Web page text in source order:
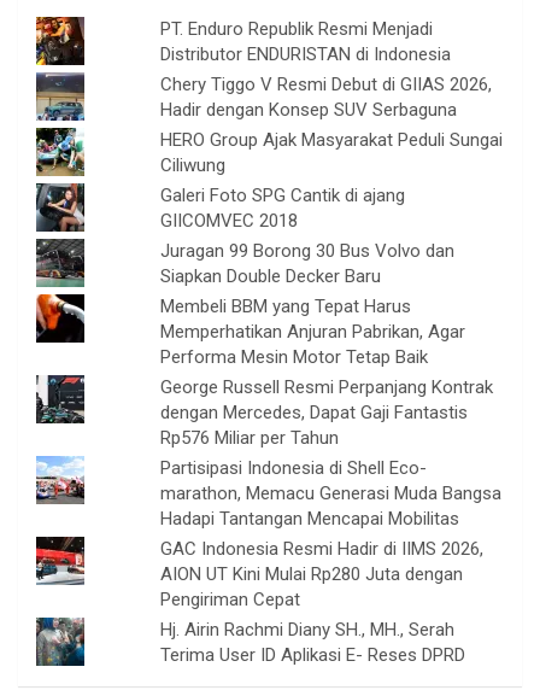
PT. Enduro Republik Resmi Menjadi
Distributor ENDURISTAN di Indonesia
Chery Tiggo V Resmi Debut di GIIAS 2026,
Hadir dengan Konsep SUV Serbaguna
HERO Group Ajak Masyarakat Peduli Sungai
Ciliwung
Galeri Foto SPG Cantik di ajang
GIICOMVEC 2018
Juragan 99 Borong 30 Bus Volvo dan
Siapkan Double Decker Baru
Membeli BBM yang Tepat Harus
Memperhatikan Anjuran Pabrikan, Agar
Performa Mesin Motor Tetap Baik
George Russell Resmi Perpanjang Kontrak
dengan Mercedes, Dapat Gaji Fantastis
Rp576 Miliar per Tahun
Partisipasi Indonesia di Shell Eco-
marathon, Memacu Generasi Muda Bangsa
Hadapi Tantangan Mencapai Mobilitas
GAC Indonesia Resmi Hadir di IIMS 2026,
AION UT Kini Mulai Rp280 Juta dengan
Pengiriman Cepat
Hj. Airin Rachmi Diany SH., MH., Serah
Terima User ID Aplikasi E- Reses DPRD